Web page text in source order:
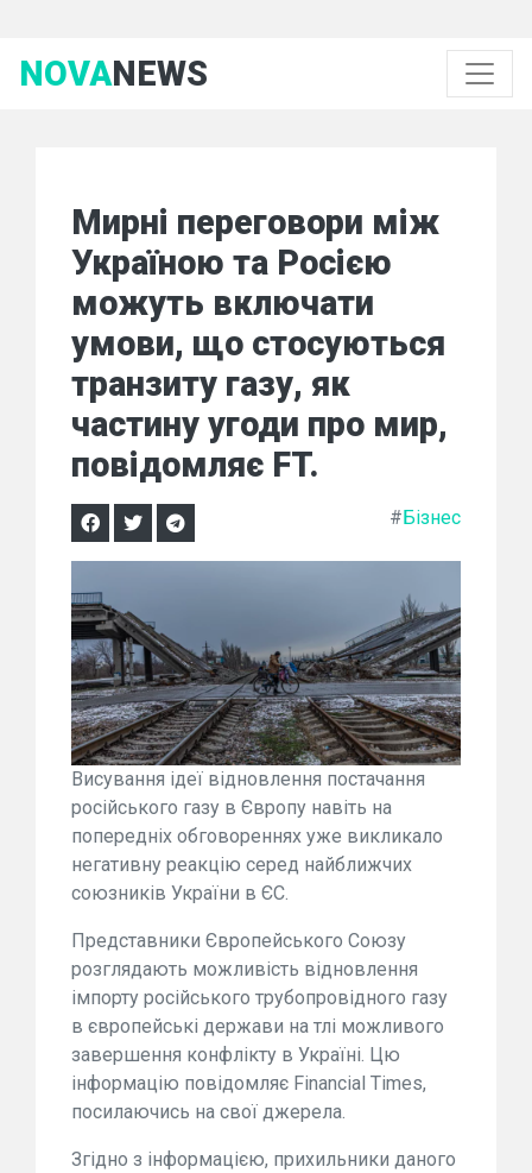
NOVANEWS
Мирні переговори між
Україною та Росією
можуть включати
умови, що стосуються
транзиту газу, як
частину угоди про мир,
повідомляє FT.
#Бізнес
Висування ідеї відновлення постачання
російського газу в Європу навіть на
попередніх обговореннях уже викликало
негативну реакцію серед найближчих
союзників України в ЄС.
Представники Європейського Союзу
розглядають можливість відновлення
імпорту російського трубопровідного газу
в європейські держави на тлі можливого
завершення конфлікту в Україні. Цю
інформацію повідомляє Financial Times,
посилаючись на свої джерела.
Згідно з інформацією, прихильники даного